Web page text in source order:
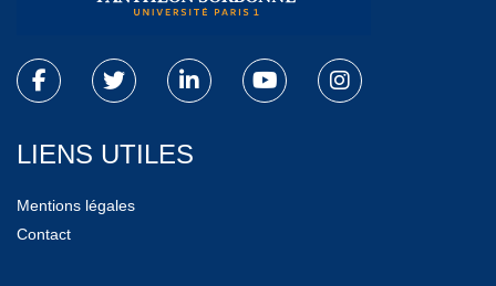
LIENS UTILES
Mentions légales
Contact